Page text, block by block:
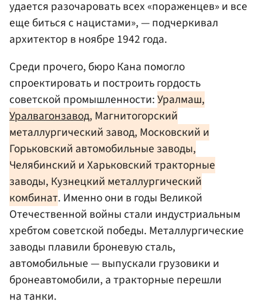
удается разочаровать всех «пораженцев» и все
еще биться с нацистами», — подчеркивал
архитектор в ноябре 1942 года.
Среди прочего, бюро Кана помогло
спроектировать и построить гордость
советской промышленности:Уралмаш,
Уралвагонзавод, Магнитогорский
металлургический завод, Московский и
Горьковский автомобильные заводы,
Челябинский и Харьковский тракторные
заводы, Кузнецкий металлургический
комбинат. Именно они в годы Великой
Отечественной войны стали индустриальным
хребтом советской победы. Металлургические
заводы плавили броневую сталь,
автомобильные — выпускали грузовики и
бронеавтомобили, а тракторные перешли
на танки.